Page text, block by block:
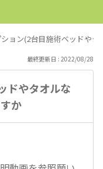
ョン(2台目施術ベッドや
最終更新日 : 2022/08/28
ドやタオルな
か